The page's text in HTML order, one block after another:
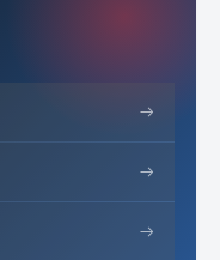
→
→
→